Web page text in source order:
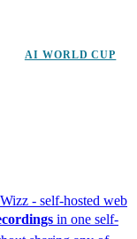
AI WORLD CUP
- self-hosted web
in one self-